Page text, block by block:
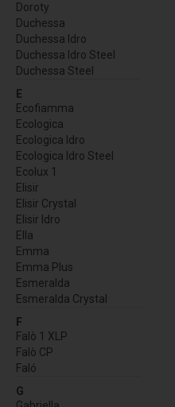
Doroty
Duchessa
Duchessa Idro
Duchessa Idro Steel
Duchessa Steel
E
Ecofiamma
Ecologica
Ecologica Idro
Ecologica Idro Steel
Ecolux 1
Elisir
Elisir Crystal
Elisir Idro
Ella
Emma
Emma Plus
Esmeralda
Esmeralda Crystal
F
Falò 1 XLP
Falò CP
Faló
G